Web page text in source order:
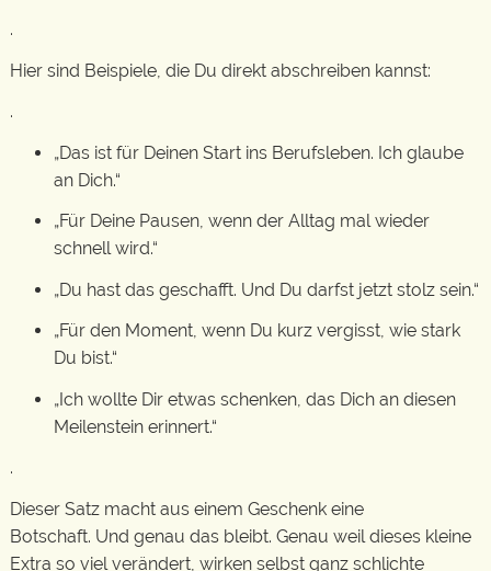
.
Hier sind Beispiele, die Du direkt abschreiben kannst:
.
„Das ist für Deinen Start ins Berufsleben. Ich glaube
an Dich.“
„Für Deine Pausen, wenn der Alltag mal wieder
schnell wird.“
„Du hast das geschafft. Und Du darfst jetzt stolz sein.“
„Für den Moment, wenn Du kurz vergisst, wie stark
Du bist.“
„Ich wollte Dir etwas schenken, das Dich an diesen
Meilenstein erinnert.“
.
Dieser Satz macht aus einem Geschenk eine
Botschaft. Und genau das bleibt. Genau weil dieses kleine
Extra so viel verändert, wirken selbst ganz schlichte